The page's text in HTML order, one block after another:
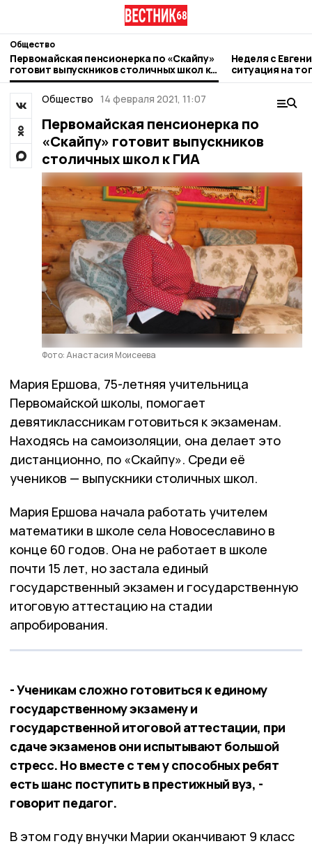
Общество
Первомайская пенсионерка по «Скайпу»
готовит выпускников столичных школ к
ГИА
Неделя с
ситуация на
городе и
Общество 14 февраля 2021, 11:07
Первомайская пенсионерка по
«Скайпу» готовит выпускников
столичных школ к ГИА
Фото: Анастасия Моисеева
Мария Ершова, 75-летняя учительница
Первомайской школы, помогает
девятиклассникам готовиться к экзаменам.
Находясь на самоизоляции, она делает это
дистанционно, по «Скайпу». Среди её
учеников — выпускники столичных школ.
Мария Ершова начала работать учителем
математики в школе села Новосеславино в
конце 60 годов. Она не работает в школе
почти 15 лет, но застала единый
государственный экзамен и государственную
итоговую аттестацию на стадии
апробирования.
- Ученикам сложно готовиться к единому
государственному экзамену и
государственной итоговой аттестации, при
сдаче экзаменов они испытывают большой
стресс. Но вместе с тем у способных ребят
есть шанс поступить в престижный вуз, -
говорит педагог.
В этом году внучки Марии оканчивают 9 класс